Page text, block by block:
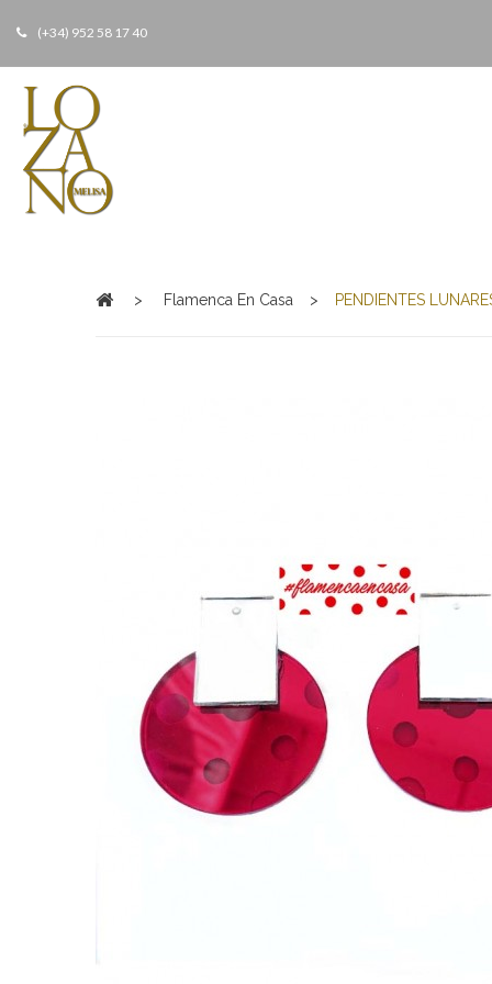
(+34) 952 58 17 40
> Flamenca En Casa > PENDIENTES